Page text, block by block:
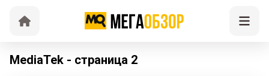
MediaTek - страница 2